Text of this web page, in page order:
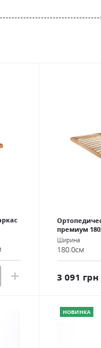
премиум
Ширина
180.0см
3 091 грн
НОВИНКА